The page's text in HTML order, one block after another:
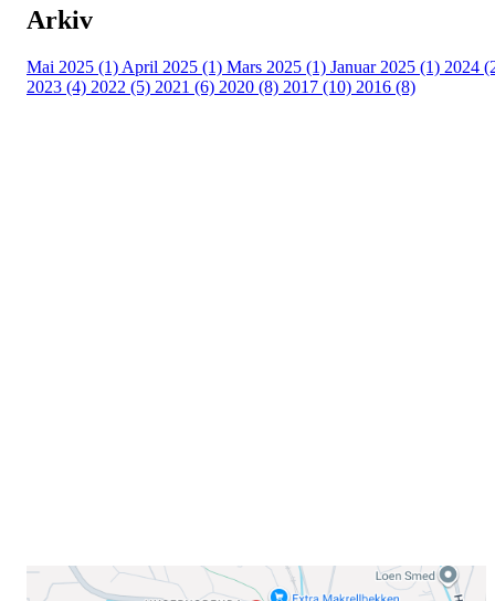
Arkiv
Mai 2025 (1) April 2025 (1) Mars 2025 (1) Januar 2025 (1) 2024
2023 (4) 2022 (5) 2021 (6) 2020 (8) 2017 (10) 2016 (8)